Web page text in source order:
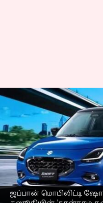
ஜப்பான் மொபிலிட்டி
ஜப்பான்
ஷோவில்
மாருதி
'நான்காம்
ஸ்விப்ட்'
எழுதியவர் Prasanna Venkatesh